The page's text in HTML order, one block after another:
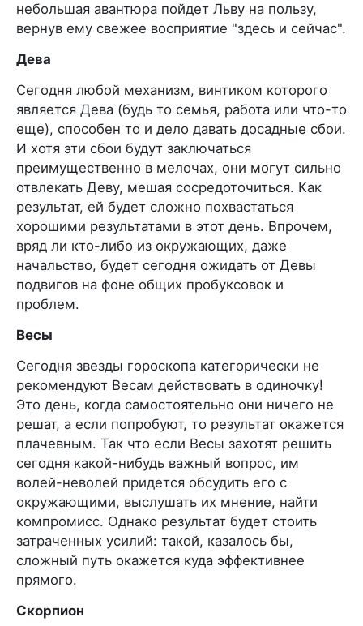
небольшая авантюра пойдет Льву на пользу,
вернув ему свежее восприятие "здесь и сейчас".
Дева
Сегодня любой механизм, винтиком которого
является Дева (будь то семья, работа или что-то
еще), способен то и дело давать досадные сбои.
И хотя эти сбои будут заключаться
преимущественно в мелочах, они могут сильно
отвлекать Деву, мешая сосредоточиться. Как
результат, ей будет сложно похвастаться
хорошими результатами в этот день. Впрочем,
вряд ли кто-либо из окружающих, даже
начальство, будет сегодня ожидать от Девы
подвигов на фоне общих пробуксовок и
проблем.
Весы
Сегодня звезды гороскопа категорически не
рекомендуют Весам действовать в одиночку!
Это день, когда самостоятельно они ничего не
решат, а если попробуют, то результат окажется
плачевным. Так что если Весы захотят решить
сегодня какой-нибудь важный вопрос, им
волей-неволей придется обсудить его с
окружающими, выслушать их мнение, найти
компромисс. Однако результат будет стоить
затраченных усилий: такой, казалось бы,
сложный путь окажется куда эффективнее
прямого.
Скорпион